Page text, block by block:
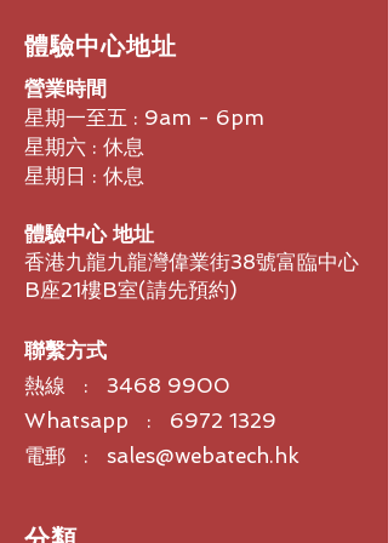
加舒適地長時間使用。
眩目；可調整高度
螢幕控制項
電源控制；亮度；結束；功能表控制；
輸入控制；資訊；色彩控制；影像控
制；管理
解析度 (原始)
全高畫質 (FHD) (1920 x 1080) 1 2
640 x 480；720 x 400；800 x
600；1024 x 768；1280 x 720；
1280 x 800；1280 x 1024；1440 x
1050；1920 x 1080
對比率
1000:1 1
顯示器對比度（動態）
8000000:1
亮度
驗。
設計創作：適用於設計師和創作
者，呈現更真實、更細膩的圖像和
色彩，提升工作效率。
​體驗中心地址
營業時間
星期一至五 : 9am - 6pm
星期六 : 休息
星期日 : 休息
體驗中心 地址
香港九龍九龍灣偉業街38號富臨中心
B座21樓B室​(請先預約)
聯繫方式
熱線 : 3468 9900
Whatsapp : 6972 1329
電郵 : sales@webatech.hk